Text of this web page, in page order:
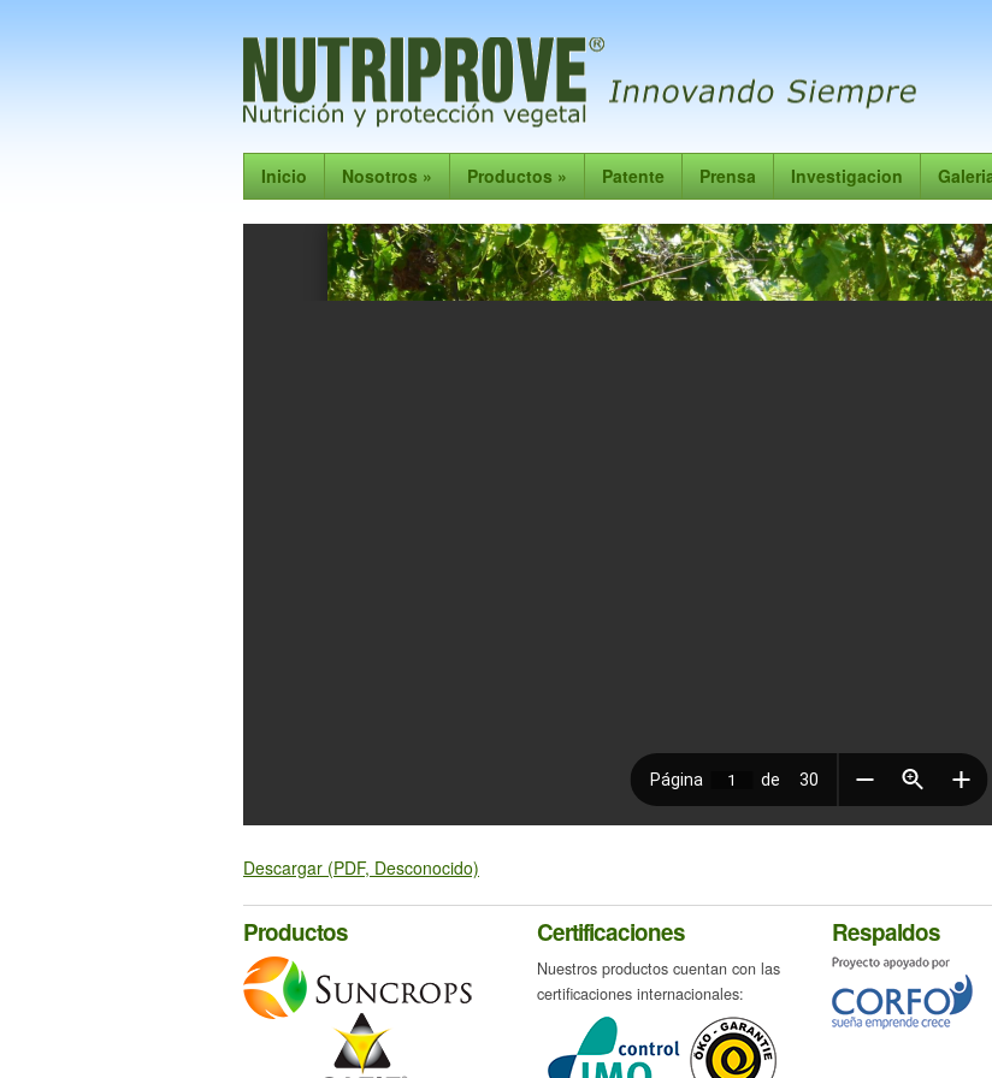
Inicio Nosotros » Productos » Patente Prensa Investigacion
Descargar (PDF, Desconocido)
Productos Certificaciones
Nuestros productos cuentan con las
certificaciones internacionales:
Respaldos